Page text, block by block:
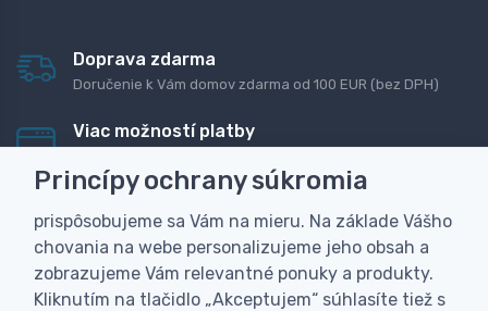
Doprava zdarma
Doručenie k Vám domov zdarma od 100 EUR (bez DPH)
Viac možností platby
dobierku
Personalizácia
Vyrobíme Vám vlastný originálny darček
Skúsenosť
Princípy ochrany súkromia
prispôsobujeme sa Vám na mieru. Na základe Vášho
chovania na webe personalizujeme jeho obsah a
zobrazujeme Vám relevantné ponuky a produkty.
Kliknutím na tlačidlo „Akceptujem“ súhlasíte tiež s